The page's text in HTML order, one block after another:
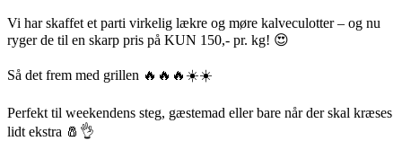
Vi har skaffet et parti virkelig lækre og møre kalveculotter – og nu
ryger de til en skarp pris på KUN 150,- pr. kg! 😍
Så det frem med grillen 🔥🔥🔥☀️☀️
Perfekt til weekendens steg, gæstemad eller bare når der skal kræses
lidt ekstra 🧂👌